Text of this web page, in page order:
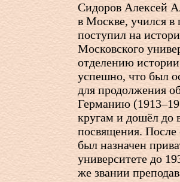
Сидоров Алексей
в Москве, учился
поступил на
Московского
отделению
успешно, что был
для продолжения
Германию
кругам и дошёл до
посвящения. После
был назначен
университете до
же звании